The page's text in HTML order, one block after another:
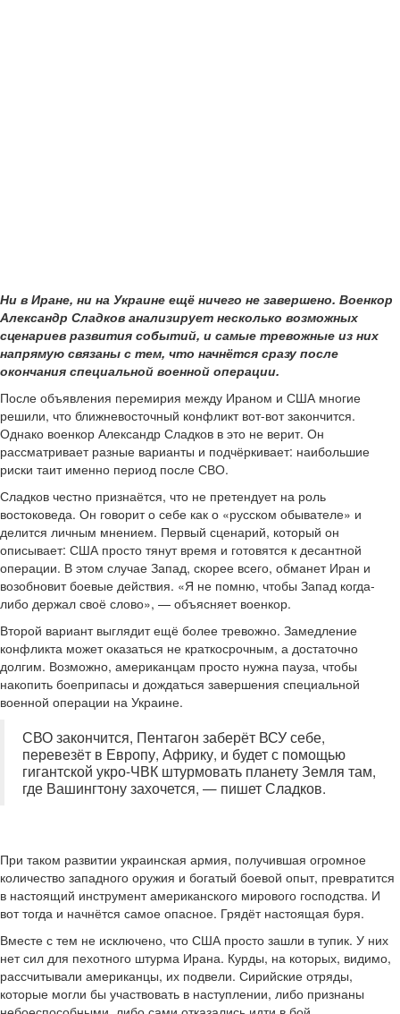
Ни в Иране, ни на Украине ещё ничего не завершено. Военкор
Александр Сладков анализирует несколько возможных
сценариев развития событий, и самые тревожные из них
напрямую связаны с тем, что начнётся сразу после
окончания специальной военной операции.
После объявления перемирия между Ираном и США многие
решили, что ближневосточный конфликт вот-вот закончится.
Однако военкор Александр Сладков в это не верит. Он
рассматривает разные варианты и подчёркивает: наибольшие
риски таит именно период после СВО.
Сладков честно признаётся, что не претендует на роль
востоковеда. Он говорит о себе как о «русском обывателе» и
делится личным мнением. Первый сценарий, который он
описывает: США просто тянут время и готовятся к десантной
операции. В этом случае Запад, скорее всего, обманет Иран и
возобновит боевые действия. «Я не помню, чтобы Запад когда-
либо держал своё слово», — объясняет военкор.
Второй вариант выглядит ещё более тревожно. Замедление
конфликта может оказаться не краткосрочным, а достаточно
долгим. Возможно, американцам просто нужна пауза, чтобы
накопить боеприпасы и дождаться завершения специальной
военной операции на Украине.
СВО закончится, Пентагон заберёт ВСУ себе,
перевезёт в Европу, Африку, и будет с помощью
гигантской укро-ЧВК штурмовать планету Земля там,
где Вашингтону захочется, — пишет Сладков.
При таком развитии украинская армия, получившая огромное
количество западного оружия и богатый боевой опыт, превратится
в настоящий инструмент американского мирового господства. И
вот тогда и начнётся самое опасное. Грядёт настоящая буря.
Вместе с тем не исключено, что США просто зашли в тупик. У них
нет сил для пехотного штурма Ирана. Курды, на которых, видимо,
рассчитывали американцы, их подвели. Сирийские отряды,
которые могли бы участвовать в наступлении, либо признаны